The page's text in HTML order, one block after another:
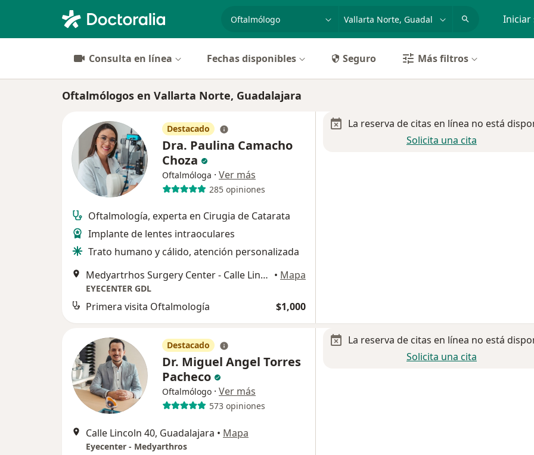
especialidad, enfermedad o nombre Iniciar
Consulta en línea Fechas disponibles Seguro Más filtros
Oftalmólogos en Vallarta Norte, Guadalajara
Destacado
Dra. Paulina Camacho
Choza
Oftalmóloga · Ver más
285 opiniones
Oftalmología, experta en Cirugia de Catarata
Implante de lentes intraoculares
Trato humano y cálido, atención personalizada
Medyartrhos Surgery Center - Calle Lincoln 40, Consultorio 606B, Piso 6, Guadalajara • Mapa
EYECENTER GDL
Primera visita Oftalmología $1,000
La reserva de citas en línea no está
Solicita una cita
Destacado
Dr. Miguel Angel Torres
Pacheco
Oftalmólogo · Ver más
573 opiniones
Calle Lincoln 40, Guadalajara • Mapa
Eyecenter - Medyarthros
La reserva de citas en línea no está
Solicita una cita